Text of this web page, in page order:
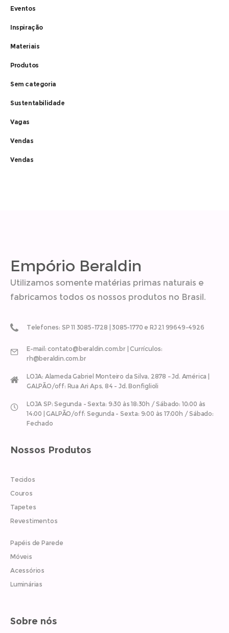
Eventos
Inspiração
Materiais
Produtos
Sem categoria
Sustentabilidade
Vagas
Vendas
Vendas
Empório Beraldin
Utilizamos somente matérias primas naturais e
fabricamos todos os nossos produtos no Brasil.
Telefones: SP 11 3085-1728 | 3085-1770 e RJ 21 99649-4926
E-mail: contato@beraldin.com.br | Currículos:
rh@beraldin.com.br
LOJA: Alameda Gabriel Monteiro da Silva, 2878 – Jd. América |
GALPÃO/off: Rua Ari Aps, 84 - Jd. Bonfiglioli
LOJA SP: Segunda - Sexta: 9:30 às 18:30h / Sábado: 10:00 às
14:00 | GALPÃO/off: Segunda - Sexta: 9:00 às 17:00h / Sábado:
Fechado
Nossos Produtos
Tecidos
Couros
Tapetes
Revestimentos
Papéis de Parede
Móveis
Acessórios
Luminárias
Sobre nós